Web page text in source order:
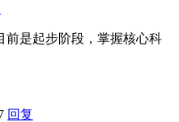
前是起步阶段，掌握核心科
回复